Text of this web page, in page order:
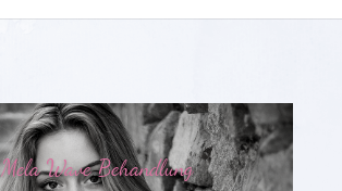
Mela Wave Behandlung